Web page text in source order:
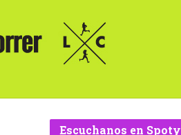
Escuchanos en Spoty